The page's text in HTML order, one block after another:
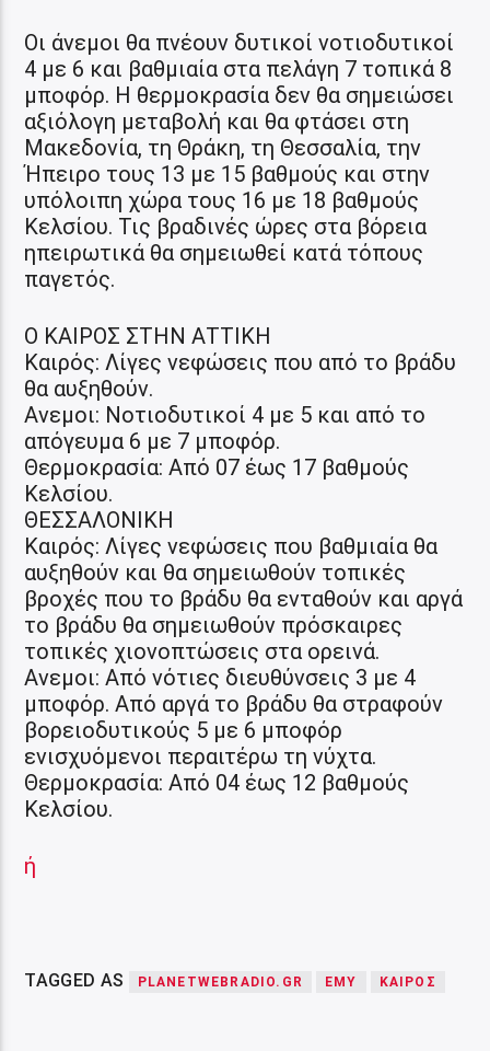
Οι άνεμοι θα πνέουν δυτικοί νοτιοδυτικοί
4 με 6 και βαθμιαία στα πελάγη 7 τοπικά 8
μποφόρ. Η θερμοκρασία δεν θα σημειώσει
αξιόλογη μεταβολή και θα φτάσει στη
Μακεδονία, τη Θράκη, τη Θεσσαλία, την
Ήπειρο τους 13 με 15 βαθμούς και στην
υπόλοιπη χώρα τους 16 με 18 βαθμούς
Κελσίου. Τις βραδινές ώρες στα βόρεια
ηπειρωτικά θα σημειωθεί κατά τόπους
παγετός.
Ο ΚΑΙΡΟΣ ΣΤΗΝ ΑΤΤΙΚΗ
Καιρός: Λίγες νεφώσεις που από το βράδυ
θα αυξηθούν.
Ανεμοι: Νοτιοδυτικοί 4 με 5 και από το
απόγευμα 6 με 7 μποφόρ.
Θερμοκρασία: Από 07 έως 17 βαθμούς
Κελσίου.
ΘΕΣΣΑΛΟΝΙΚΗ
Καιρός: Λίγες νεφώσεις που βαθμιαία θα
αυξηθούν και θα σημειωθούν τοπικές
βροχές που το βράδυ θα ενταθούν και αργά
το βράδυ θα σημειωθούν πρόσκαιρες
τοπικές χιονοπτώσεις στα ορεινά.
Ανεμοι: Από νότιες διευθύνσεις 3 με 4
μποφόρ. Από αργά το βράδυ θα στραφούν
βορειοδυτικούς 5 με 6 μποφόρ
ενισχυόμενοι περαιτέρω τη νύχτα.
Θερμοκρασία: Από 04 έως 12 βαθμούς
Κελσίου.
ή
TAGGED AS PLANETWEBRADIO.GR ΕΜΥ ΚΑΙΡΟΣ